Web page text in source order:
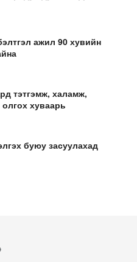
ажил 90 хувийн
тэтгэмж, халамж,
хуваарь
буюу засуулахад